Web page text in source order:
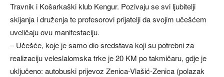
Travnik i Košarkaški klub Kengur. Pozivaju se svi ljubitelji
skijanja i druženja te profesorovi prijatelji da svojim učešćem
uveličaju ovu manifestaciju.
– Učešće, koje je samo dio sredstava koji su potrebni za
realizaciju veleslalomska trke je 20 KM po takmičaru, gdje je
uključeno: autobuski prijevoz Zenica-Vlašić-Zenica (polazak